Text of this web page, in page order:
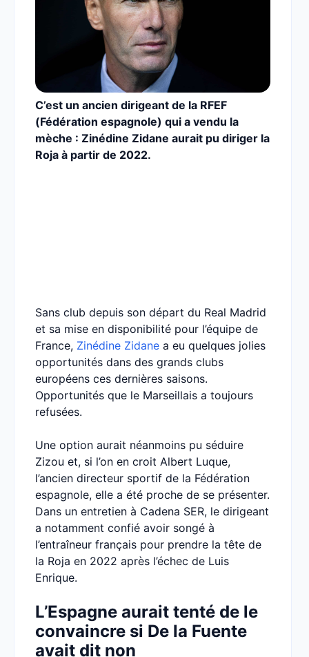
C’est un ancien dirigeant de la RFEF
(Fédération espagnole) qui a vendu la
mèche : Zinédine Zidane aurait pu diriger la
Roja à partir de 2022.
Sans club depuis son départ du Real Madrid
et sa mise en disponibilité pour l’équipe de
France, Zinédine Zidane a eu quelques jolies
opportunités dans des grands clubs
européens ces dernières saisons.
Opportunités que le Marseillais a toujours
refusées.
Une option aurait néanmoins pu séduire
Zizou et, si l’on en croit Albert Luque,
l’ancien directeur sportif de la Fédération
espagnole, elle a été proche de se présenter.
Dans un entretien à Cadena SER, le dirigeant
a notamment confié avoir songé à
l’entraîneur français pour prendre la tête de
la Roja en 2022 après l’échec de Luis
Enrique.
L’Espagne aurait tenté de le
convaincre si De la Fuente
avait dit non